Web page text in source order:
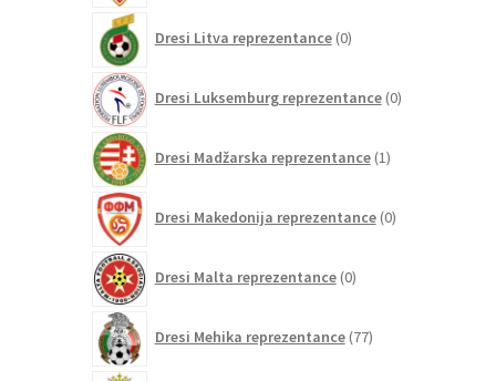
Dresi Litva reprezentance 0izdelkov
Dresi Luksemburg reprezentance 0izdelkov
Dresi Madžarska reprezentance 1izdelek
Dresi Makedonija reprezentance 0izdelkov
Dresi Malta reprezentance 0izdelkov
Dresi Mehika reprezentance 77izdelkov